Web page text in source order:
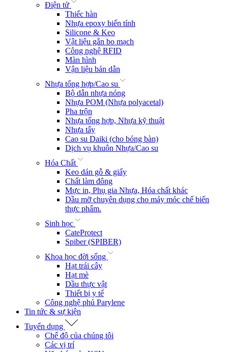
Điện tử
Thiếc hàn
Nhựa epoxy biến tính
Silicone & Keo
Vật liệu gắn bo mạch
Công nghệ RFID
Màn hình
Vận liệu bán dẫn
Nhựa tổng hợp/Cao su
Bộ dẫn nhựa nóng
Nhựa POM (Nhựa polyacetal)
Pha trộn
Nhựa tổng hợp, Nhựa kỹ thuật
Nhựa tẩy
Cao su Daiki (cho bóng bàn)
Dịch vụ khuôn Nhựa/Cao su
Hóa Chất
Keo dán gỗ & giấy
Chất làm đông
Mực in, Phụ gia Nhựa, Hóa chất khác
Dầu mỡ chuyên dụng cho máy móc chế biến
thực phẩm.
Sinh học
CateProtect
Spiber (SPIBER)
Khoa học đời sống
Hạt trái cây
Hạt mè
Dầu thực vật
Thiết bị y tế
Công nghệ phủ Parylene
Tin tức & sự kiện
Tuyển dụng
Chế độ của chúng tôi
Các vị trí